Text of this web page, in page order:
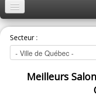
ACCUEIL
MONTRÉAL
QUÉBEC
LAVAL
Secteur :
Meilleurs